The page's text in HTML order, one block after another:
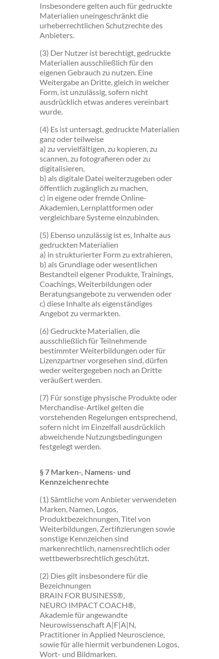
Insbesondere gelten auch für gedruckte
Materialien uneingeschränkt die
urheberrechtlichen Schutzrechte des
Anbieters.
(3) Der Nutzer ist berechtigt, gedruckte
Materialien ausschließlich für den
eigenen Gebrauch zu nutzen. Eine
Weitergabe an Dritte, gleich in welcher
Form, ist unzulässig, sofern nicht
ausdrücklich etwas anderes vereinbart
wurde.
(4) Es ist untersagt, gedruckte Materialien
ganz oder teilweise
a) zu vervielfältigen, zu kopieren, zu
scannen, zu fotografieren oder zu
digitalisieren,
b) als digitale Datei weiterzugeben oder
öffentlich zugänglich zu machen,
c) in eigene oder fremde Online-
Akademien, Lernplattformen oder
vergleichbare Systeme einzubinden.
(5) Ebenso unzulässig ist es, Inhalte aus
gedruckten Materialien
a) in strukturierter Form zu extrahieren,
b) als Grundlage oder wesentlichen
Bestandteil eigener Produkte, Trainings,
Coachings, Weiterbildungen oder
Beratungsangebote zu verwenden oder
c) diese Inhalte als eigenständiges
Angebot zu vermarkten.
(6) Gedruckte Materialien, die
ausschließlich für Teilnehmende
bestimmter Weiterbildungen oder für
Lizenzpartner vorgesehen sind, dürfen
weder weitergegeben noch an Dritte
veräußert werden.
(7) Für sonstige physische Produkte oder
Merchandise-Artikel gelten die
vorstehenden Regelungen entsprechend,
sofern nicht im Einzelfall ausdrücklich
abweichende Nutzungsbedingungen
festgelegt werden.
§ 7 Marken-, Namens- und
Kennzeichenrechte
(1) Sämtliche vom Anbieter verwendeten
Marken, Namen, Logos,
Produktbezeichnungen, Titel von
Weiterbildungen, Zertifizierungen sowie
sonstige Kennzeichen sind
markenrechtlich, namensrechtlich oder
wettbewerbsrechtlich geschützt.
(2) Dies gilt insbesondere für die
Bezeichnungen
BRAIN FOR BUSINESS®,
NEURO IMPACT COACH®,
Akademie für angewandte
Neurowissenschaft A|F|A|N,
Practitioner in Applied Neuroscience,
sowie für alle hiermit verbundenen Logos,
Wort- und Bildmarken.